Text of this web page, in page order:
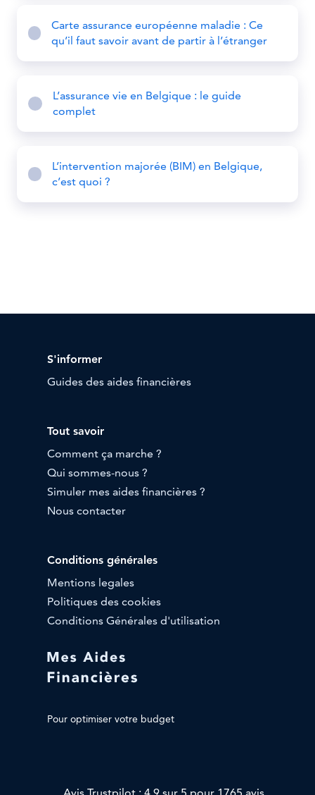
Carte assurance européenne maladie : Ce
qu’il faut savoir avant de partir à l’étranger
L’assurance vie en Belgique : le guide
complet
L’intervention majorée (BIM) en Belgique,
c’est quoi ?
Pour optimiser votre budget
S'informer
Guides des aides financières
Tout savoir
Comment ça marche ?
Qui sommes-nous ?
Simuler mes aides financières ?
Nous contacter
Conditions générales
Mentions legales
Politiques des cookies
Conditions Générales d'utilisation